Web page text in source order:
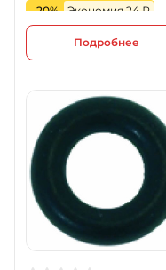
-20%
Экономия 24 ₽
Подробнее